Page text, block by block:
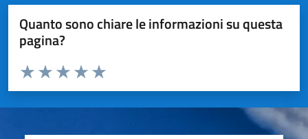
Quanto sono chiare le informazioni su questa
pagina?
Valuta da 1 a 5 stelle la pagina
Valuta 5 stelle su 5
Valuta 4 stelle su 5
Valuta 3 stelle su 5
Valuta 2 stelle su 5
Valuta 1 stelle su 5